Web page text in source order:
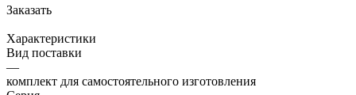
Заказать
Характеристики
Вид поставки
—
комплект для самостоятельного изготовления